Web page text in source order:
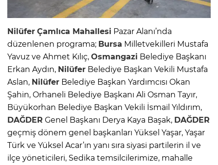
Nilüfer Çamlıca Mahallesi Pazar Alanı’nda
düzenlenen programa; Bursa Milletvekilleri Mustafa
Yavuz ve Ahmet Kılıç, Osmangazi Belediye Başkanı
Erkan Aydın, Nilüfer Belediye Başkan Vekili Mustafa
Aslan, Nilüfer Belediye Başkan Yardımcısı Okan
Şahin, Orhaneli Belediye Başkanı Ali Osman Tayır,
Büyükorhan Belediye Başkan Vekili İsmail Yıldırım,
DAĞDER Genel Başkanı Derya Kaya Başak, DAĞDER
geçmiş dönem genel başkanları Yüksel Yaşar, Yaşar
Türk ve Yüksel Acar’ın yanı sıra siyasi partilerin il ve
ilçe yöneticileri, Sedika temsilcilerimize, mahalle